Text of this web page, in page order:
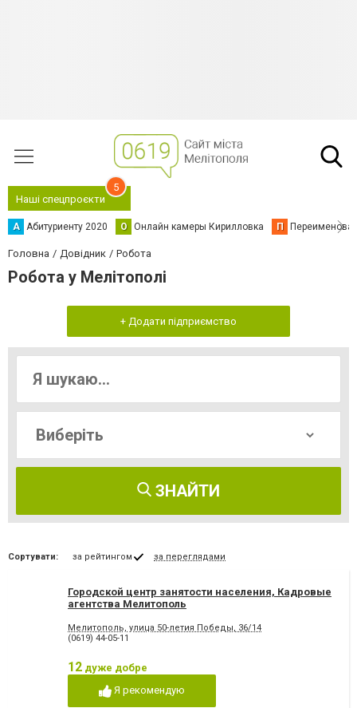
Наші спецпроєкти
5
А Абитуриенту 2020 О Онлайн камеры Кирилловка П
Головна Довідник Робота
Робота у Мелітополі
+ Додати підприємство
ЗНАЙТИ
Сортувати: за рейтингом за переглядами
Городской центр занятости населения, Кадровые
агентства Мелитополь
Мелитополь, улица 50-летия Победы, 36/14
(0619) 44-05-11
12 дуже добре
Я рекомендую